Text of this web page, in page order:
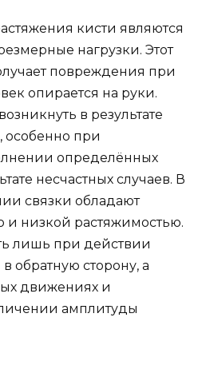
кисти являются
нагрузки. Этот
повреждения при
опирается на руки.
в результате
особенно при
определённых
несчастных случаев. В
связки обладают
и низкой растяжимостью.
лишь при действии
обратную сторону, а
движениях и
амплитуды